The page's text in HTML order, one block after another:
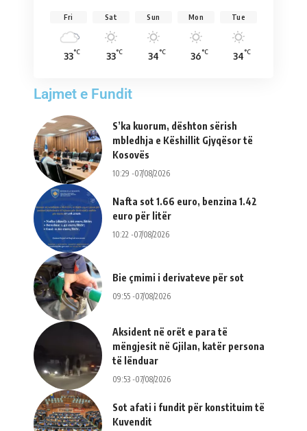
Fri
33°C
Sat
33°C
Sun
34°C
Mon
36°C
Tue
34°C
Lajmet e Fundit
S’ka kuorum, dështon sërish
mbledhja e Këshillit Gjyqësor të
Kosovës
10:29 -07/08/2026
Nafta sot 1.66 euro, benzina 1.42
euro për litër
10:22 -07/08/2026
Bie çmimi i derivateve për sot
09:55 -07/08/2026
Aksident në orët e para të
mëngjesit në Gjilan, katër persona
të lënduar
09:53 -07/08/2026
Sot afati i fundit për konstituim të
Kuvendit